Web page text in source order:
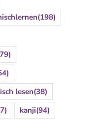
(198)
lesen(38)
kanji(94)